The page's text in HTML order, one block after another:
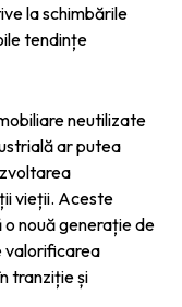
la schimbările
tendințe
neutilizate
ar putea
vieții. Aceste
nouă generație de
valorificarea
tranziție și